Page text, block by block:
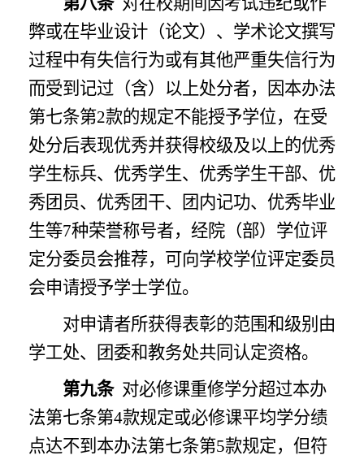
弊或在毕业设计（论文）、学术论文撰写
过程中有失信行为或有其他严重失信行为
而受到记过（含）以上处分者，因本办法
第七条第2款的规定不能授予学位，在受
处分后表现优秀并获得校级及以上的优秀
学生标兵、优秀学生、优秀学生干部、优
秀团员、优秀团干、团内记功、优秀毕业
生等7种荣誉称号者，经院（部）学位评
定分委员会推荐，可向学校学位评定委员
会申请授予学士学位。
对申请者所获得表彰的范围和级别由
学工处、团委和教务处共同认定资格。
第九条 对必修课重修学分超过本办
法第七条第4款规定或必修课平均学分绩
点达不到 本办法第七条第5款规定，但符